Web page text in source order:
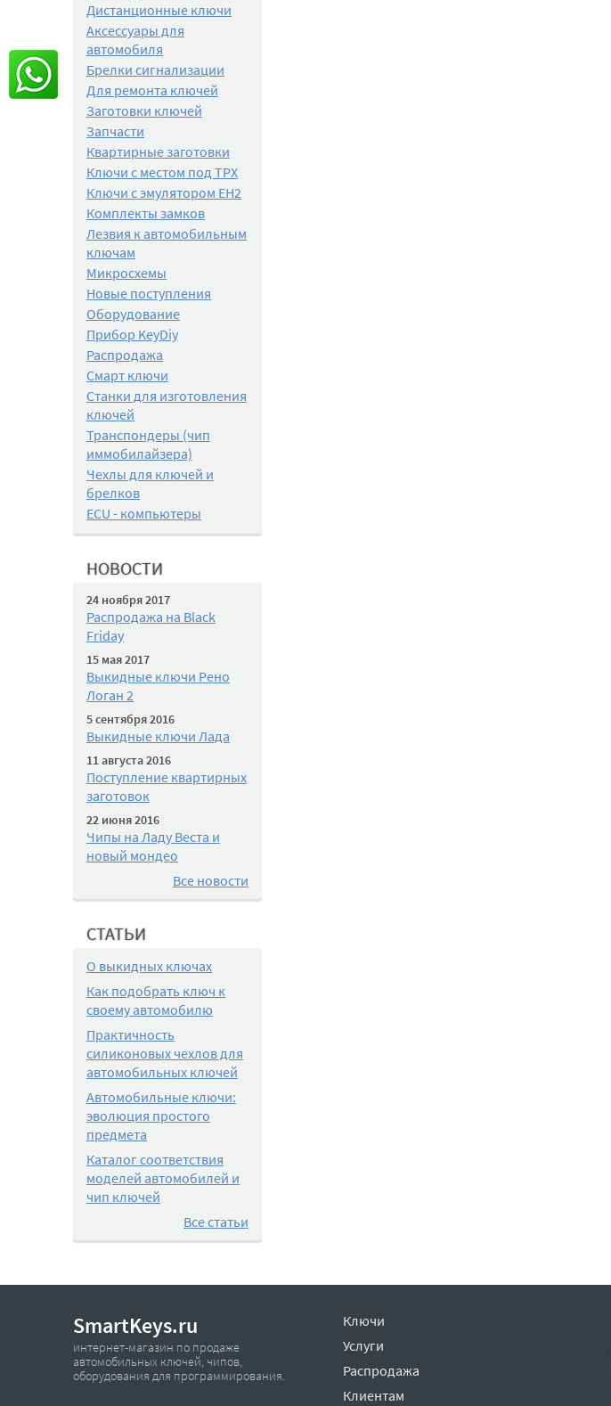
Дистанционные ключи
Аксессуары для
автомобиля
Брелки сигнализации
Для ремонта ключей
Заготовки ключей
Запчасти
Квартирные заготовки
Ключи с местом под TPX
Ключи с эмулятором EH2
Комплекты замков
Лезвия к автомобильным
ключам
Микросхемы
Новые поступления
Оборудование
Прибор KeyDiy
Распродажа
Смарт ключи
Станки для изготовления
ключей
Транспондеры (чип
иммобилайзера)
Чехлы для ключей и
брелков
ECU - компьютеры
НОВОСТИ
24 ноября 2017
Распродажа на Black
Friday
15 мая 2017
Выкидные ключи Рено
Логан 2
5 сентября 2016
Выкидные ключи Лада
11 августа 2016
Поступление квартирных
заготовок
22 июня 2016
Чипы на Ладу Веста и
новый мондео
Все новости
СТАТЬИ
О выкидных ключах
Как подобрать ключ к
своему автомобилю
Практичность
силиконовых чехлов для
автомобильных ключей
Автомобильные ключи:
эволюция простого
предмета
Каталог соответствия
моделей автомобилей и
чип ключей
Все статьи
SmartKeys.ru
интернет-магазин по продаже
автомобильных ключей, чипов,
оборудования для программирования.
Ключи
Услуги
Распродажа
Клиентам